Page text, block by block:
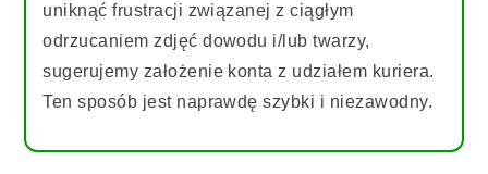
uniknąć frustracji związanej z ciągłym
odrzucaniem zdjęć dowodu i/lub twarzy,
sugerujemy założenie konta z udziałem kuriera.
Ten sposób jest naprawdę szybki i niezawodny.